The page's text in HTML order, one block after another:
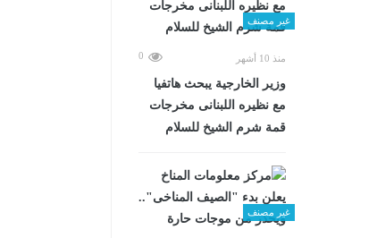
غير مصنف
منذ 10 أشهر 0
وزير الخارجية يبحث هاتفيا
مع نظيره اللبنانى مخرجات
قمة شرم الشيخ للسلام
غير مصنف